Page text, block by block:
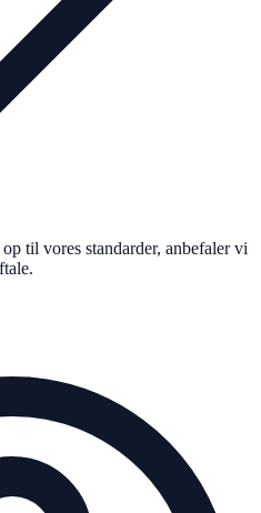
til vores standarder, anbefaler vi